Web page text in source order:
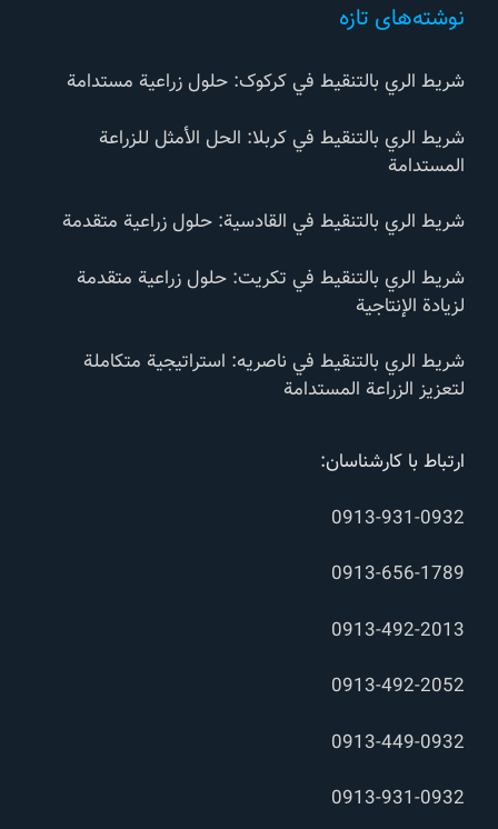
نوشته‌های تازه
شريط الري بالتنقيط في کرکوک: حلول زراعية مستدامة
شريط الري بالتنقيط في كربلا: الحل الأمثل للزراعة
المستدامة
شريط الري بالتنقيط في القادسية: حلول زراعية متقدمة
شريط الري بالتنقيط في تكريت: حلول زراعية متقدمة
لزيادة الإنتاجية
شريط الري بالتنقيط في ناصریه: استراتيجية متكاملة
لتعزيز الزراعة المستدامة
ارتباط با کارشناسان:
0913-931-0932
0913-656-1789
0913-492-2013
0913-492-2052
0913-449-0932
0913-931-0932